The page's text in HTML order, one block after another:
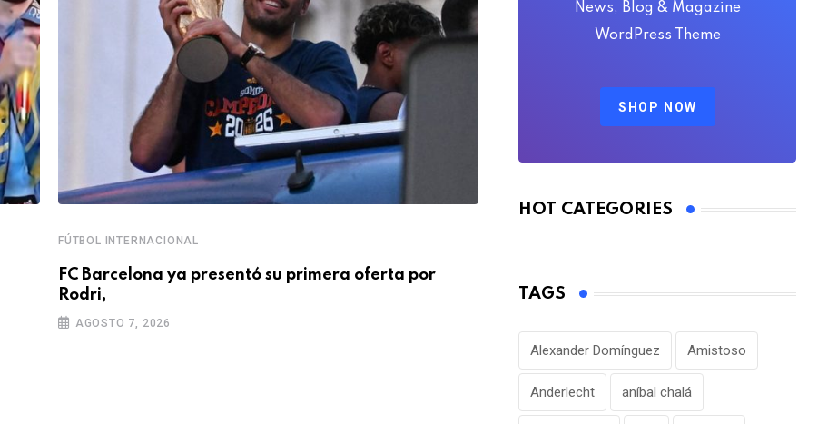
FÚTBOL INTERNACIONAL
FC Barcelona ya presentó su primera oferta por
Rodri,
AGOSTO 7, 2026
Infantino en medio
News, Blog & Magazine
WordPress Theme
SHOP NOW
HOT CATEGORIES
TAGS
Alexander Domínguez Amistoso
Anderlecht aníbal chalá